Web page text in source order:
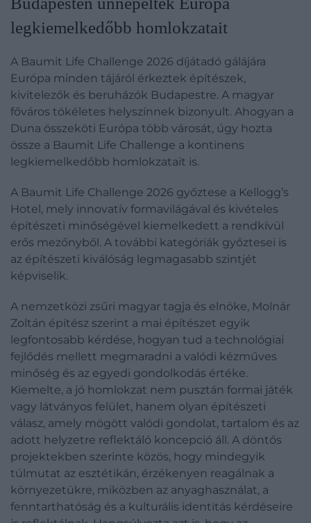
legkiemelkedőbb homlokzatait
A Baumit Life Challenge 2026 díjátadó gálájára
Európa minden tájáról érkeztek építészek,
kivitelezők és beruházók Budapestre. A magyar
főváros tökéletes helyszínnek bizonyult. Ahogyan a
Duna összeköti Európa több városát, úgy hozta
össze a Baumit Life Challenge a kontinens
legkiemelkedőbb homlokzatait is.
A Baumit Life Challenge 2026 győztese a Kellogg’s
Hotel, mely innovatív formavilágával és kivételes
építészeti minőségével kiemelkedett a rendkívül
erős mezőnyből. A további kategóriák győztesei is
az építészeti kiválóság legmagasabb szintjét
képviselik.
A nemzetközi zsűri magyar tagja és elnöke, Molnár
Zoltán építész szerint a mai építészet egyik
legfontosabb kérdése, hogyan tud a technológiai
fejlődés mellett megmaradni a valódi kézműves
minőség és az egyedi gondolkodás értéke.
Kiemelte, a jó homlokzat nem pusztán formai játék
vagy látványos felület, hanem olyan építészeti
válasz, amely mögött valódi gondolat, tartalom és az
adott helyzetre reflektáló koncepció áll. A döntős
projektekben szerinte közös, hogy mindegyik
túlmutat az esztétikán, érzékenyen reagálnak a
környezetükre, miközben az anyaghasználat, a
fenntarthatóság és a kulturális identitás kérdéseire